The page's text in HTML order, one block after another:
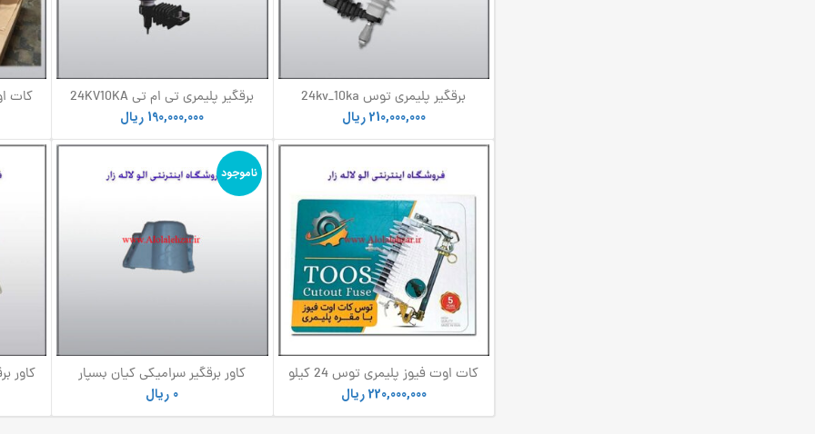
برقگیر پلیمری توس 24kv_10ka
(ست 3 عددی)
210,000,000ریال
برقگیر پلیمری تی ام تی 24KV10KA
TMT(دست 3 عددی)
190,000,000 ریال
کات اوت فیوز پلیمری توس 24 کیلو
ولت 100 آمپر-پلیمری،کابلشو
خور(دست 3 عددی)
220,000,000ریال
ناموجود
کاور برقگیر سرامیکی کیان بسپار
صفاهان
0 ریال
کاور